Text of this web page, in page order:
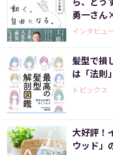
勇一さん
インタビュ
髪型で損
は「法則
トピックス
大好評！
ウッド」